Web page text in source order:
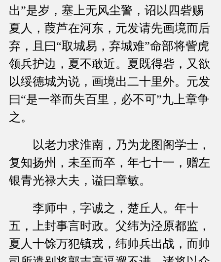
出”是岁，塞上无风尘警，诏以四砦赐
夏人，葭芦在河东，元发请先画境而后
弃，且曰“取城易，弃城难”命部将訾虎
领兵护边，夏不敢近。夏既得砦，又欲
以绥德城为说，画境出二十里外。元发
曰“是一举而失百里，必不可”九上章争
之。
以老力求淮南，乃为龙图阁学士，
复知扬州，未至而卒，年七十一，赠左
银青光禄大夫，谥曰章敏。
李师中，字诚之，楚丘人。年十
五，上封事言时政。父纬为泾原都监，
夏人十馀万犯镇戎，纬帅兵出战，而帅